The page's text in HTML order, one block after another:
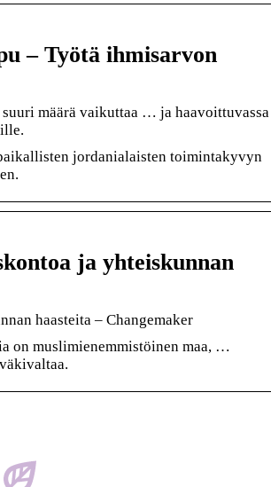
– Työtä ihmisarvon
määrä vaikuttaa … ja haavoittuvassa
jordanialaisten toimintakyvyn
ja yhteiskunnan
haasteita – Changemaker
on muslimienemmistöinen maa, …